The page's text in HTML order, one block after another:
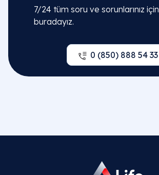
7/24 tüm soru ve sorunlarınız için
buradayız.
0 (850) 888 54 33